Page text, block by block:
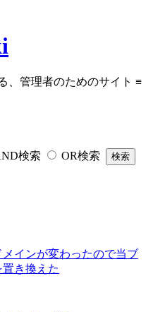
、管理者のためのサイト ≡
検索
OR検索
インが変わったので当ブ
き換えた